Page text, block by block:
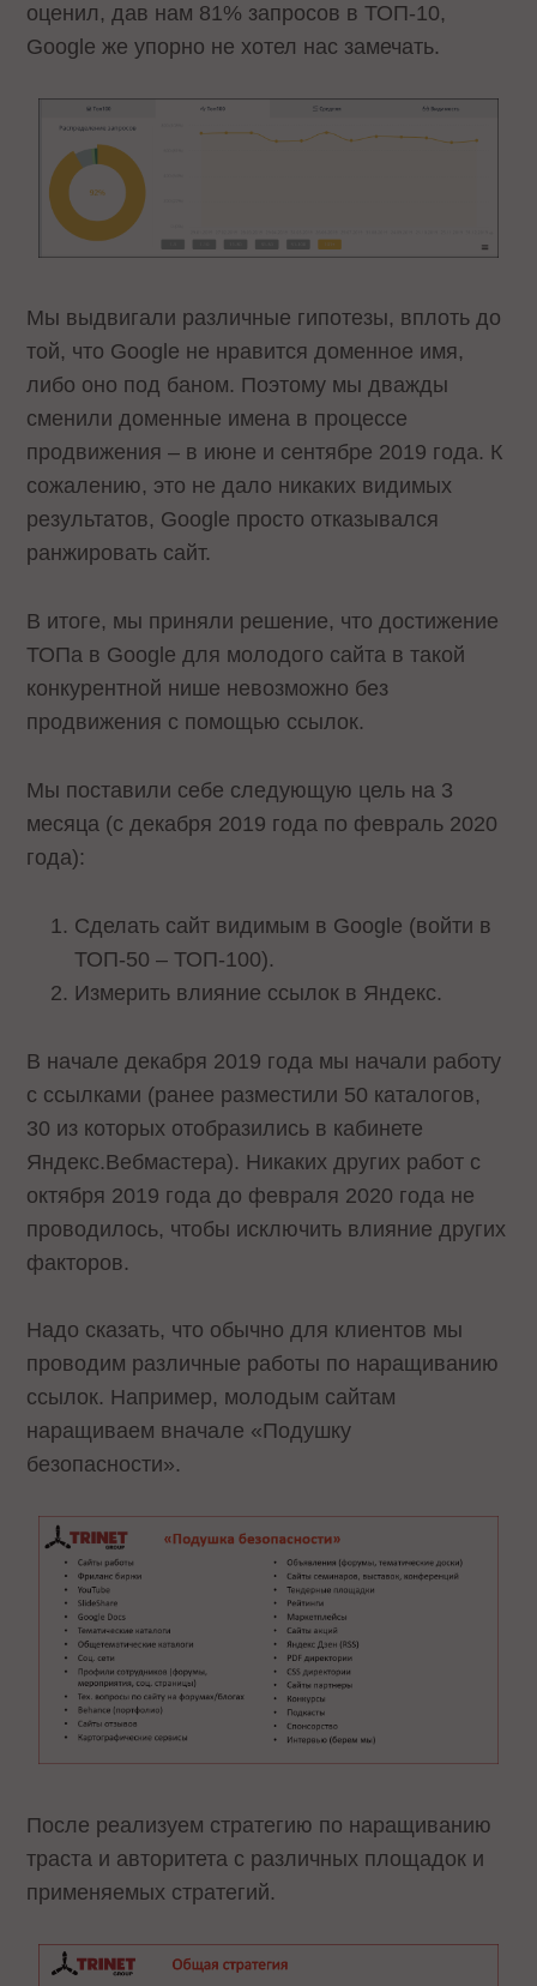
оценил, дав нам 81% запросов в ТОП-10,
Google же упорно не хотел нас замечать.
Мы выдвигали различные гипотезы, вплоть до
той, что Google не нравится доменное имя,
либо оно под баном. Поэтому мы дважды
сменили доменные имена в процессе
продвижения – в июне и сентябре 2019 года. К
сожалению, это не дало никаких видимых
результатов, Google просто отказывался
ранжировать сайт.
В итоге, мы приняли решение, что достижение
ТОПа в Google для молодого сайта в такой
конкурентной нише невозможно без
продвижения с помощью ссылок.
Мы поставили себе следующую цель на 3
месяца (с декабря 2019 года по февраль 2020
года):
Сделать сайт видимым в Google (войти в
ТОП-50 – ТОП-100).
Измерить влияние ссылок в Яндекс.
В начале декабря 2019 года мы начали работу
с ссылками (ранее разместили 50 каталогов,
30 из которых отобразились в кабинете
Яндекс.Вебмастера). Никаких других работ с
октября 2019 года до февраля 2020 года не
проводилось, чтобы исключить влияние других
факторов.
Надо сказать, что обычно для клиентов мы
проводим различные работы по наращиванию
ссылок. Например, молодым сайтам
наращиваем вначале «Подушку
безопасности».
После реализуем стратегию по наращиванию
траста и авторитета с различных площадок и
применяемых стратегий.